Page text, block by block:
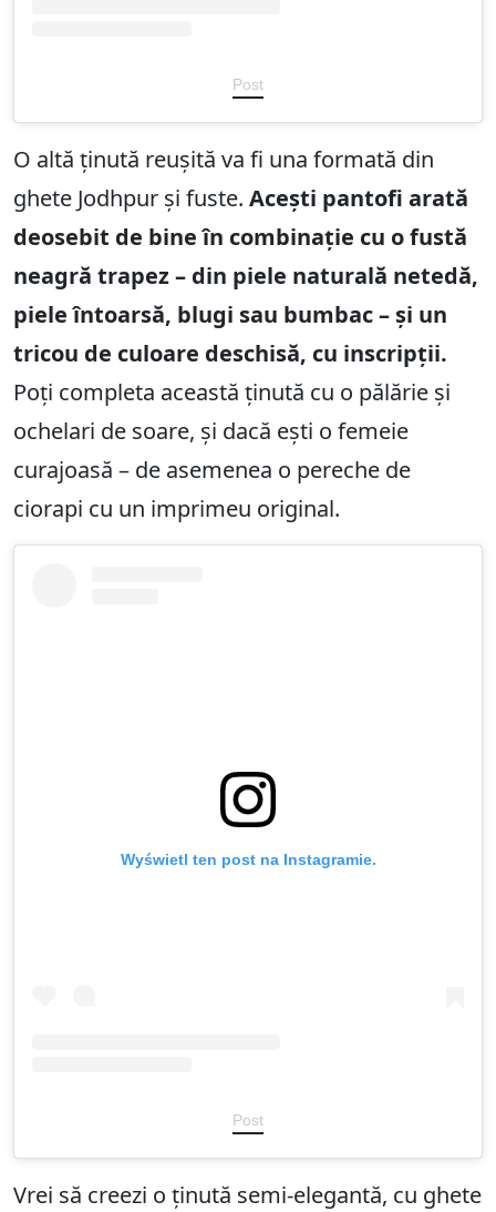
Post
O altă ținută reușită va fi una formată din
ghete Jodhpur și fuste. Acești pantofi arată
deosebit de bine în combinație cu o fustă
neagră trapez – din piele naturală netedă,
piele întoarsă, blugi sau bumbac – și un
tricou de culoare deschisă, cu inscripții.
Poți completa această ținută cu o pălărie și
ochelari de soare, și dacă ești o femeie
curajoasă – de asemenea o pereche de
ciorapi cu un imprimeu original.
Wyświetl ten post na Instagramie.
Post
Vrei să creezi o ținută semi-elegantă, cu ghete